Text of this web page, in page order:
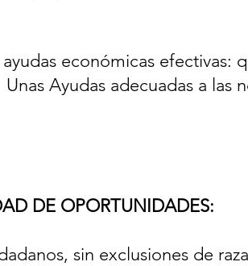
económicas efectivas:
Ayudas adecuadas a las
DE OPORTUNIDADES:
sin exclusiones de